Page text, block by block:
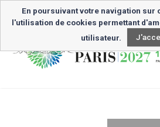
En poursuivant votre navigation sur
l'utilisation de cookies permettant
utilisateur.